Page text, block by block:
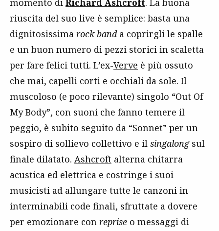
momento di Richard Ashcroft. La buona
riuscita del suo live è semplice: basta una
dignitosissima rock banda coprirgli le spalle
e un buon numero di pezzi storici in scaletta
per fare felici tutti. L’ex-Verve è più ossuto
che mai, capelli corti e occhiali da sole. Il
muscoloso (e poco rilevante) singolo “Out Of
My Body”, con suoni che fanno temere il
peggio, è subito seguito da “Sonnet” per un
sospiro di sollievo collettivo e il singalongsul
finale dilatato. Ashcroft alterna chitarra
acustica ed elettrica e costringe i suoi
musicisti ad allungare tutte le canzoni in
interminabili code finali, sfruttate a dovere
per emozionare con reprise o messaggi di